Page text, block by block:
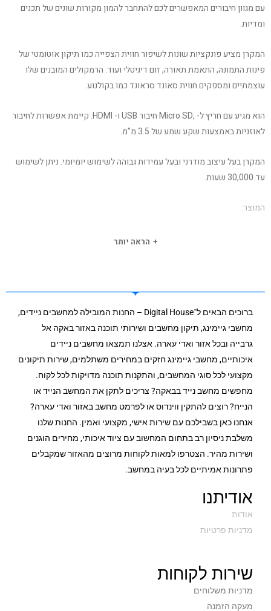
עם מגוון חיבורים המאפשרים לכם להתחבר להמון מקורות שונים של תכנים
ומדיות.
המקרן מציע פונקציות שונות לשיפור חווית הצפייה כמו תיקון אוטומטי של
פינות התמונה, התאמת תאורה, זום דיגיטלי ועוד. הרמקולים המובנים שלו
עוצמתיים ומספקים חווית סאונד סראונד כמו בקולנוע.
הוא מגיע עם חריץ ל- ,Micro SD חיבור USB ו- HDMI. קיימת אפשרות לחיבור
לאוזניות באמצעות שקע שמע של 3.5 מ”מ.
המקרן בעל עיצוב מודרני ובעל עמידות גבוהה לשימוש יומיומי. ניתן לשימוש
עד 30,000 שעות.
המוצר:
יחס לגודל מסך: 1:1.4
גודל ההקרנה: 20-100″
מרחק מהמסך: 80 עד 200 ס”מ
יחס גובה:16:9
התאמת פוקוס: ידנית
זום דיגיטלי: 60-100%
Auto Rotate, Keystone
זיכרון מובנה: 16GB
מערכת הפעלה: Philips OS
חיבורים: Wi-Fi, Google Cast, HDMI, USB, 3.5 mm audio, Optical Out:
SPDIF
Amlogic S905Y2, OS: Android™ 10.0, DRAM: DDR 2GB Flash: 8GB
eMMC
רמקולים מובנים: 2*15W עם סראונד ו-DSP
מימדי המוצר: 113.5*260*310 מ”מ
אחריות ומדריך שימוש.
הראה יותר
ברוכים הבאים ל־Digital House – החנות המובילה למחשבים ניידים,
מחשבי גיימינג, תיקון מחשבים ושירותי תוכנה באזור באקה אל
גרבייה ובכל אזור ואדי עארה. אצלנו תמצאו מחשבים ניידים
איכותיים, מחשבי גיימינג חזקים במחירים משתלמים, שירות תיקונים
מקצועי לכל סוגי המחשבים, והתקנות תוכנה מדויקות לכל לקוח.
מחפשים מחשב נייד בבאקה? צריכים לתקן את המחשב הנייד או
הנייח? רוצים להתקין ווינדוס או לפרמט מחשב באזור ואדי עארה?
אנחנו כאן בשבילכם עם שירות אישי, מקצועי ואמין. החנות שלנו
משלבת ניסיון רב בתחום המחשוב עם ציוד איכותי, מחירים הוגנים
ושירות מהיר. הצטרפו למאות לקוחות מרוצים מהאזור שמקבלים
פתרונות אמיתיים לכל בעיה במחשב.
אודיתנו
אודות
מדניות פרטיות
שירות לקוחות
מדניות משלוחים
מעקה הזמנה